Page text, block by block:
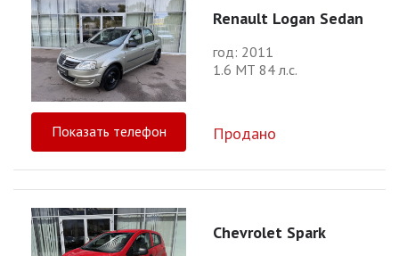
Renault Logan Sedan
год: 2011
1.6 МТ 84 л.с.
Показать телефон Продано
Chevrolet Spark